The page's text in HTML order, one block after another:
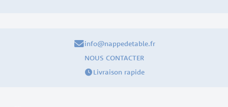
info@nappedetable.fr
NOUS CONTACTER
Livraison rapide